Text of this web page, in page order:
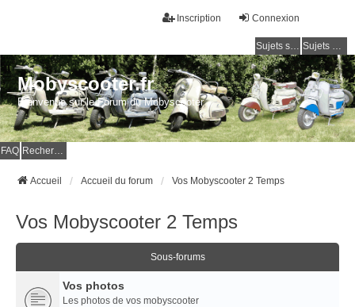
Connexion
Inscription
Sujets sans réponse Sujets actifs
Mobyscooter.fr
Bienvenue sur le Forum du Mobyscooter
FAQ Rechercher
Accueil Accueil du forum Vos Mobyscooter 2 Temps
Vos Mobyscooter 2 Temps
Sous-forums
Vos photos
Les photos de vos mobyscooter